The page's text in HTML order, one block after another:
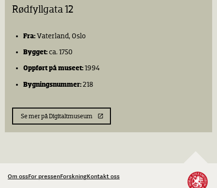
Rødfyllgata 12
Fra: Vaterland, Oslo
Bygget: ca. 1750
Oppført på museet:1994
Bygningsnummer:218
Se mer på Digitaltmuseum
Om ossFor pressenForskningKontakt oss